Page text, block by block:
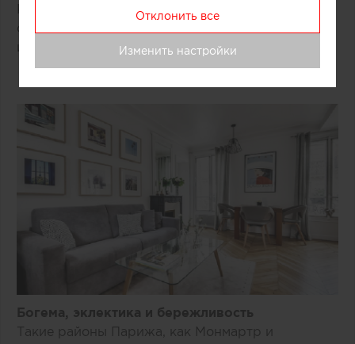
Камин, ленина и паркет в таких пространствах
органично соседствуют с современной мебелью
и декором.
Богема, эклектика и бережливость
Такие районы Парижа, как Монмартр и
Отклонить все
Изменить настройки